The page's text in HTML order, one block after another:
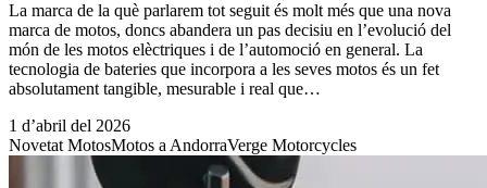
La marca de la què parlarem tot seguit és molt més que una nova
marca de motos, doncs abandera un pas decisiu en l’evolució del
món de les motos elèctriques i de l’automoció en general. La
tecnologia de bateries que incorpora a les seves motos és un fet
absolutament tangible, mesurable i real que…
1 d’abril del 2026
Novetat MotosMotos a AndorraVerge Motorcycles